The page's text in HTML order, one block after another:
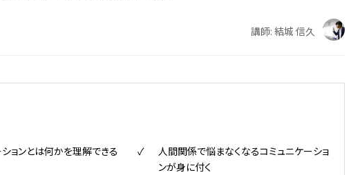
講師: 結城 信久
ョンとは何かを理解できる
人間関係で悩まなくなるコミュニケーショ
ンが身に付く